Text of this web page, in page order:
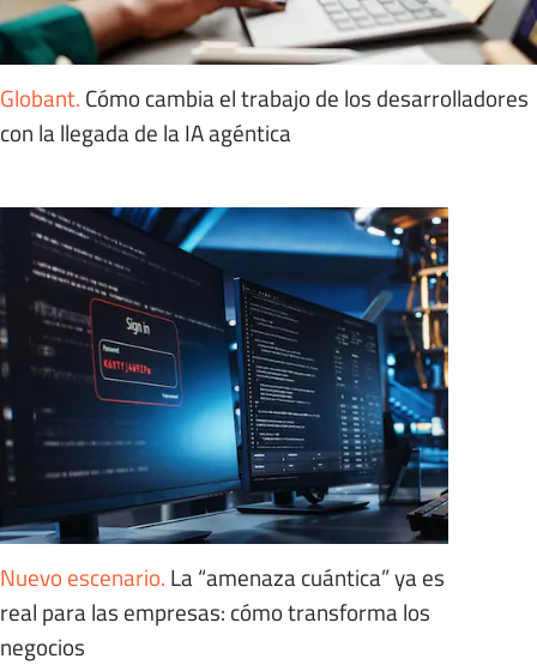
Globant. Cómo cambia el trabajo de los desarrolladores
con la llegada de la IA agéntica
Nuevo escenario. La “amenaza cuántica” ya es
real para las empresas: cómo transforma los
negocios